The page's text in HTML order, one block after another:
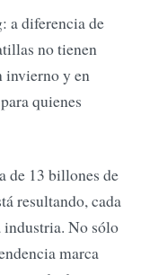
a diferencia de
no tienen
invierno y en
quienes
de 13 billones de
resultando, cada
industria. No sólo
marca